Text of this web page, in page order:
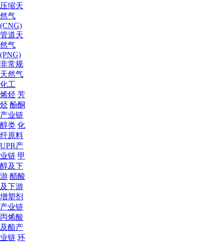
压缩天
然气
(CNG)
管道天
然气
(PNG)
非常规
天然气
化工
烯烃 芳
烃 酚酮
产业链
醇类 化
纤原料
UPR产
业链 甲
醇及下
游 醋酸
及下游
增塑剂
产业链
丙烯酸
及酯产
业链 环